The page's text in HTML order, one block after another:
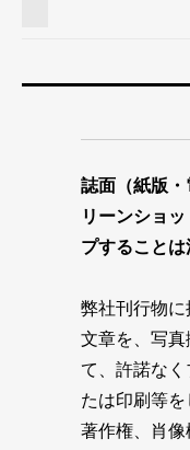
誌面（紙版
リーンショ
プすることは
弊社刊行物
文章を、写
て、許諾なく
たは印刷等
著作権、肖